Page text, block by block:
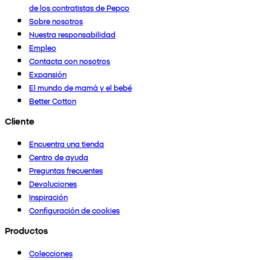
de los contratistas de Pepco
Sobre nosotros
Nuestra responsabilidad
Empleo
Contacta con nosotros
Expansión
El mundo de mamá y el bebé
Better Cotton
Cliente
Encuentra una tienda
Centro de ayuda
Preguntas frecuentes
Devoluciones
Inspiración
Configuración de cookies
Productos
Colecciones